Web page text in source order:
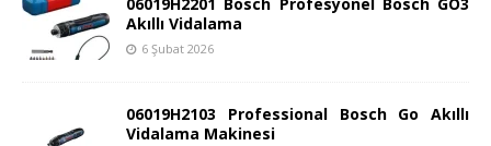
06019H2201 Bosch Profesyonel Bosch GO3
Akıllı Vidalama
6 Şubat 2026
06019H2103 Professional Bosch Go Akıllı
Vidalama Makinesi